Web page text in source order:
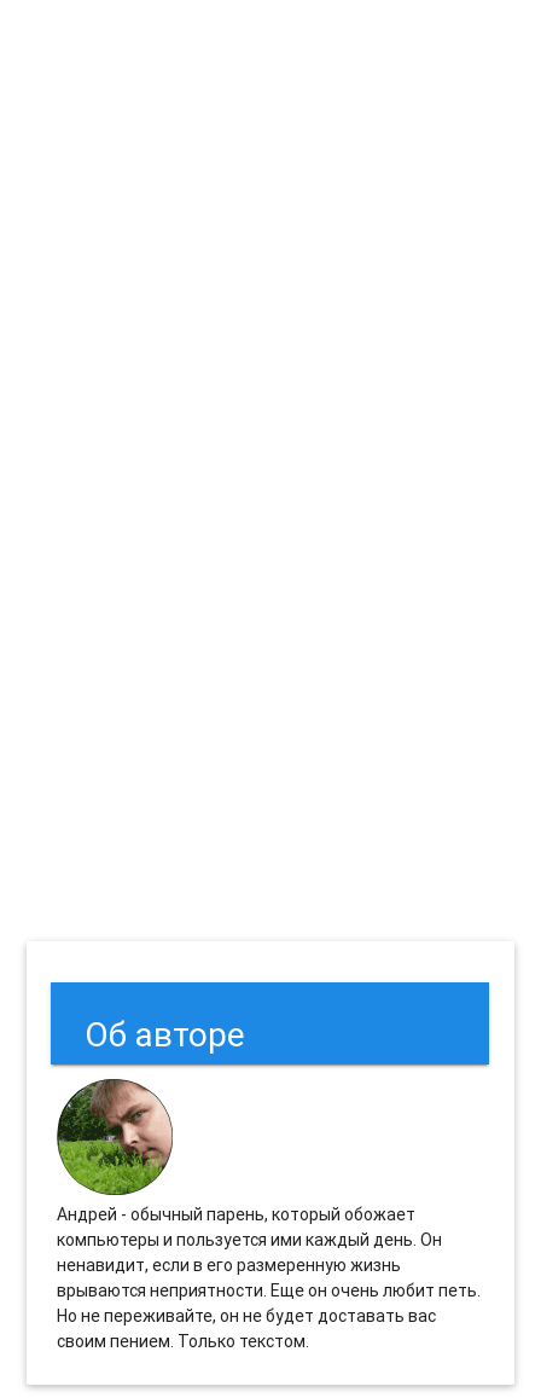
Об авторе
Андрей - обычный парень, который обожает
компьютеры и пользуется ими каждый день. Он
ненавидит, если в его размеренную жизнь
врываются неприятности. Еще он очень любит петь.
Но не переживайте, он не будет доставать вас
своим пением. Только текстом.